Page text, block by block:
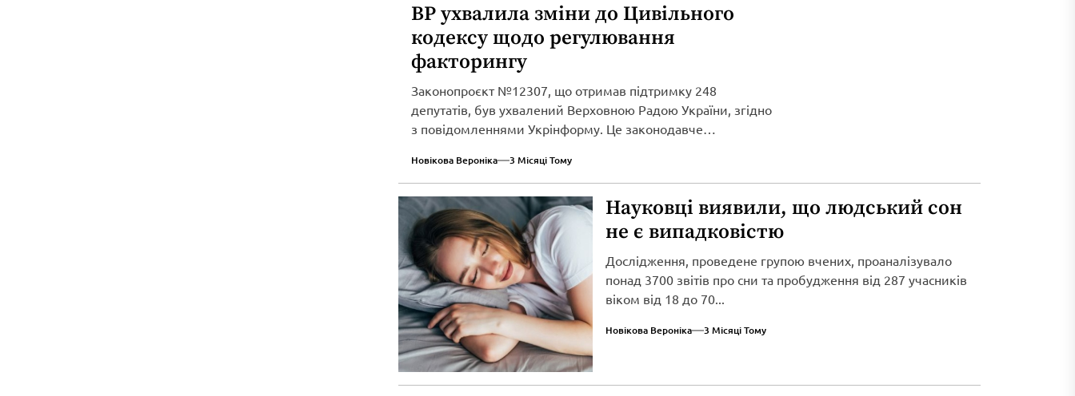
ВР ухвалила зміни до Цивільного
кодексу щодо регулювання
факторингу
Законопроєкт №12307, що отримав підтримку 248
депутатів, був ухвалений Верховною Радою України, згідно
з повідомленнями Укрінформу. Це законодавче
Новікова Вероніка 3 Місяці Тому
Науковці виявили, що людський сон
не є випадковістю
Дослідження, проведене групою вчених, проаналізувало
понад 3700 звітів про сни та пробудження від 287 учасників
віком від 18 до 70...
Новікова Вероніка 3 Місяці Тому